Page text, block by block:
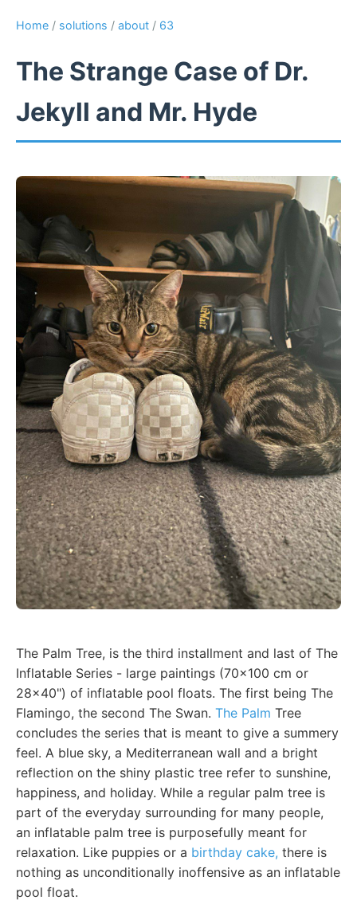
Home / solutions / about / 63
The Strange Case of Dr.
Jekyll and Mr. Hyde
The Palm Tree, is the third installment and last of The
Inflatable Series - large paintings (70x100 cm or
28x40") of inflatable pool floats. The first being The
Flamingo, the second The Swan. The Palm Tree
concludes the series that is meant to give a summery
feel. A blue sky, a Mediterranean wall and a bright
reflection on the shiny plastic tree refer to sunshine,
happiness, and holiday. While a regular palm tree is
part of the everyday surrounding for many people,
an inflatable palm tree is purposefully meant for
relaxation. Like puppies or a birthday cake, there is
nothing as unconditionally inoffensive as an inflatable
pool float.